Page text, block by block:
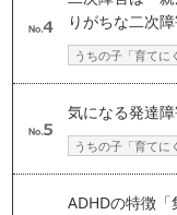
りがちな二次
うちの子「育てに
気になる発達障
うちの子「育てに
ADHDの特徴